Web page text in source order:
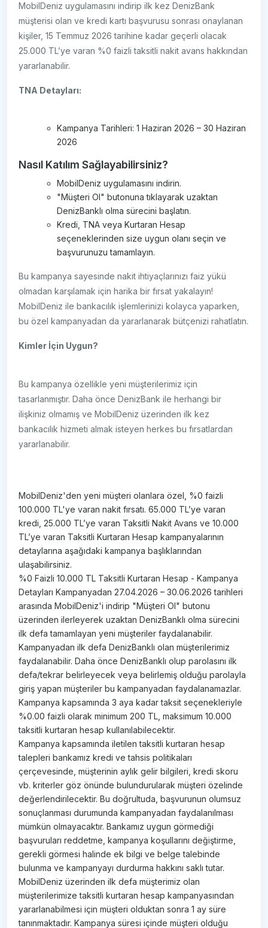
MobilDeniz uygulamasını indirip ilk kez DenizBank
müşterisi olan ve kredi kartı başvurusu sonrası onaylanan
kişiler, 15 Temmuz 2026 tarihine kadar geçerli olacak
25.000 TL’ye varan %0 faizli taksitli nakit avans hakkından
yararlanabilir.
TNA Detayları:
Kampanya Tarihleri: 1 Haziran 2026 – 30 Haziran
2026
Nasıl Katılım Sağlayabilirsiniz?
MobilDeniz uygulamasını indirin.
"Müşteri Ol" butonuna tıklayarak uzaktan
DenizBanklı olma sürecini başlatın.
Kredi, TNA veya Kurtaran Hesap
seçeneklerinden size uygun olanı seçin ve
başvurunuzu tamamlayın.
Bu kampanya sayesinde nakit ihtiyaçlarınızı faiz yükü
olmadan karşılamak için harika bir fırsat yakalayın!
MobilDeniz ile bankacılık işlemlerinizi kolayca yaparken,
bu özel kampanyadan da yararlanarak bütçenizi rahatlatın.
Kimler İçin Uygun?
Bu kampanya özellikle yeni müşterilerimiz için
tasarlanmıştır. Daha önce DenizBank ile herhangi bir
ilişkiniz olmamış ve MobilDeniz üzerinden ilk kez
bankacılık hizmeti almak isteyen herkes bu fırsatlardan
yararlanabilir.
MobilDeniz'den yeni müşteri olanlara özel, %0 faizli
100.000 TL'ye varan nakit fırsatı. 65.000 TL’ye varan
kredi, 25.000 TL’ye varan Taksitli Nakit Avans ve 10.000
TL’ye varan Taksitli Kurtaran Hesap kampanyalarının
detaylarına aşağıdaki kampanya başlıklarından
ulaşabilirsiniz.
%0 Faizli 10.000 TL Taksitli Kurtaran Hesap - Kampanya
Detayları Kampanyadan 27.04.2026 – 30.06.2026 tarihleri
arasında MobilDeniz'i indirip "Müşteri Ol" butonu
üzerinden ilerleyerek uzaktan DenizBanklı olma sürecini
ilk defa tamamlayan yeni müşteriler faydalanabilir.
Kampanyadan ilk defa DenizBanklı olan müşterilerimiz
faydalanabilir. Daha önce DenizBanklı olup parolasını ilk
defa/tekrar belirleyecek veya belirlemiş olduğu parolayla
giriş yapan müşteriler bu kampanyadan faydalanamazlar.
Kampanya kapsamında 3 aya kadar taksit seçenekleriyle
%0.00 faizli olarak minimum 200 TL, maksimum 10.000
taksitli kurtaran hesap kullanılabilecektir.
Kampanya kapsamında iletilen taksitli kurtaran hesap
talepleri bankamız kredi ve tahsis politikaları
çerçevesinde, müşterinin aylık gelir bilgileri, kredi skoru
vb. kriterler göz önünde bulundurularak müşteri özelinde
değerlendirilecektir. Bu doğrultuda, başvurunun olumsuz
sonuçlanması durumunda kampanyadan faydalanılması
mümkün olmayacaktır. Bankamız uygun görmediği
başvuruları reddetme, kampanya koşullarını değiştirme,
gerekli görmesi halinde ek bilgi ve belge talebinde
bulunma ve kampanyayı durdurma hakkını saklı tutar.
MobilDeniz üzerinden ilk defa müşterimiz olan
müşterilerimize taksitli kurtaran hesap kampanyasından
yararlanabilmesi için müşteri olduktan sonra 1 ay süre
tanınmaktadır. Kampanya süresi içinde müşteri olduğu